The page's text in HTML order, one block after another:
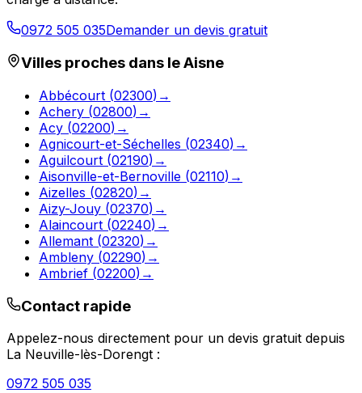
0972 505 035Demander un devis gratuit
Villes proches dans leAisne
Abbécourt (02300) →
Achery (02800) →
Acy (02200) →
Agnicourt-et-Séchelles (02340) →
Aguilcourt (02190) →
Aisonville-et-Bernoville (02110) →
Aizelles (02820) →
Aizy-Jouy (02370) →
Alaincourt (02240) →
Allemant (02320) →
Ambleny (02290) →
Ambrief (02200) →
Contact rapide
Appelez-nous directement pour un devis gratuit depuis
La Neuville-lès-Dorengt :
0972 505 035